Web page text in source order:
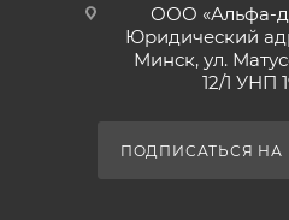
подарком дорогомуООО «Альфа-
Юридический
Минск, ул.
12/1 УНП
ПОДПИСАТЬСЯ НА